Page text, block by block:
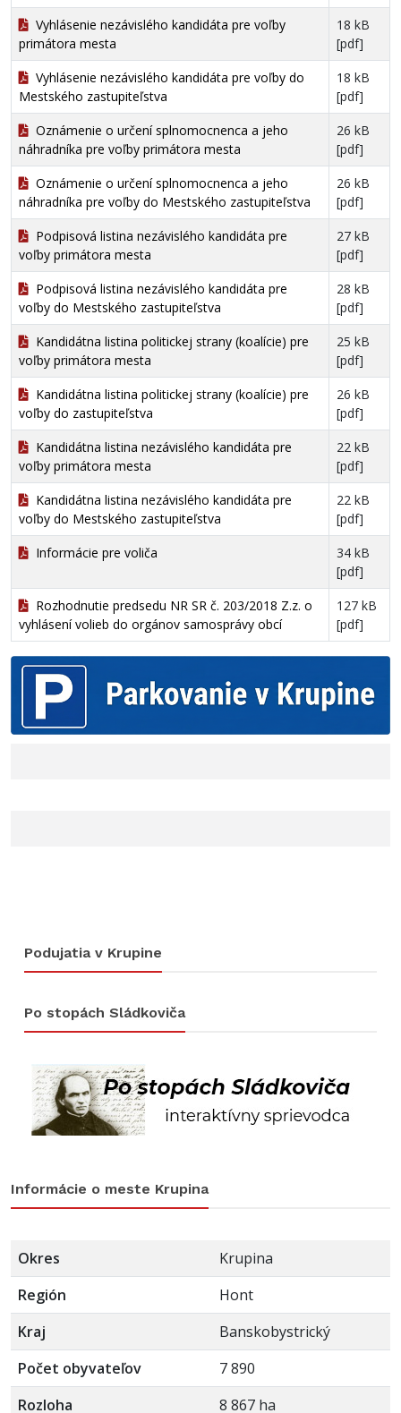
Vyhlásenie nezávislého kandidáta pre voľby
primátora mesta
18 kB
[pdf]
Vyhlásenie nezávislého kandidáta pre voľby do
Mestského zastupiteľstva
18 kB
[pdf]
Oznámenie o určení splnomocnenca a jeho
náhradníka pre voľby primátora mesta
26 kB
[pdf]
Oznámenie o určení splnomocnenca a jeho
náhradníka pre voľby do Mestského zastupiteľstva
26 kB
[pdf]
Podpisová listina nezávislého kandidáta pre
voľby primátora mesta
27 kB
[pdf]
Podpisová listina nezávislého kandidáta pre
voľby do Mestského zastupiteľstva
28 kB
[pdf]
Kandidátna listina politickej strany (koalície) pre
voľby primátora mesta
25 kB
[pdf]
Kandidátna listina politickej strany (koalície) pre
voľby do zastupiteľstva
26 kB
[pdf]
Kandidátna listina nezávislého kandidáta pre
voľby primátora mesta
22 kB
[pdf]
Kandidátna listina nezávislého kandidáta pre
voľby do Mestského zastupiteľstva
22 kB
[pdf]
Informácie pre voliča
34 kB
[pdf]
Rozhodnutie predsedu NR SR č. 203/2018 Z.z. o
vyhlásení volieb do orgánov samosprávy obcí
127 kB
[pdf]
Podujatia v Krupine
Po stopách Sládkoviča
Informácie o meste Krupina
Okres
Krupina
Región
Hont
Kraj
Banskobystrický
Počet obyvateľov
7 890
Rozloha
8 867 ha